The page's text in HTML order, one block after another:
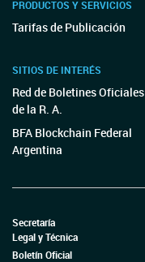
PRODUCTOS Y SERVICIOS
Tarifas de Publicación
SITIOS DE INTERÉS
Red de Boletines Oficiales
de la R. A.
BFA Blockchain Federal
Argentina
Secretaría
Legal y Técnica
Boletín Oficial